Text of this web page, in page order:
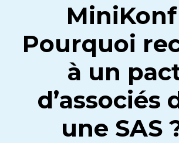
Pourquoi
à un
d’associés
une SAS